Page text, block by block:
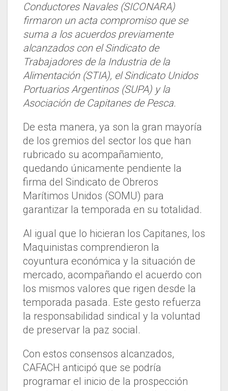
Conductores Navales (SICONARA)
firmaron un acta compromiso que se
suma a los acuerdos previamente
alcanzados con el Sindicato de
Trabajadores de la Industria de la
Alimentación (STIA), el Sindicato Unidos
Portuarios Argentinos (SUPA) y la
Asociación de Capitanes de Pesca.
De esta manera, ya son la gran mayoría
de los gremios del sector los que han
rubricado su acompañamiento,
quedando únicamente pendiente la
firma del Sindicato de Obreros
Marítimos Unidos (SOMU) para
garantizar la temporada en su totalidad.
Al igual que lo hicieran los Capitanes, los
Maquinistas comprendieron la
coyuntura económica y la situación de
mercado, acompañando el acuerdo con
los mismos valores que rigen desde la
temporada pasada. Este gesto refuerza
la responsabilidad sindical y la voluntad
de preservar la paz social.
Con estos consensos alcanzados,
CAFACH anticipó que se podría
programar el inicio de la prospección